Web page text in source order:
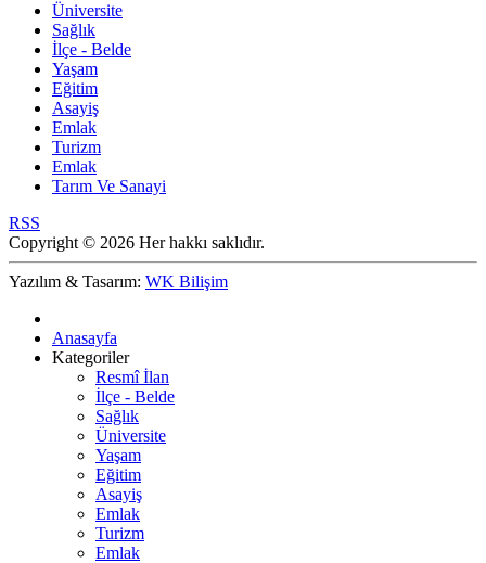
Üniversite
Sağlık
İlçe - Belde
Yaşam
Eğitim
Asayiş
Emlak
Turizm
Emlak
Tarım Ve Sanayi
RSS
Copyright © 2026 Her hakkı saklıdır.
Yazılım & Tasarım: WK Bilişim
Anasayfa
Kategoriler
Resmî İlan
İlçe - Belde
Sağlık
Üniversite
Yaşam
Eğitim
Asayiş
Emlak
Turizm
Emlak